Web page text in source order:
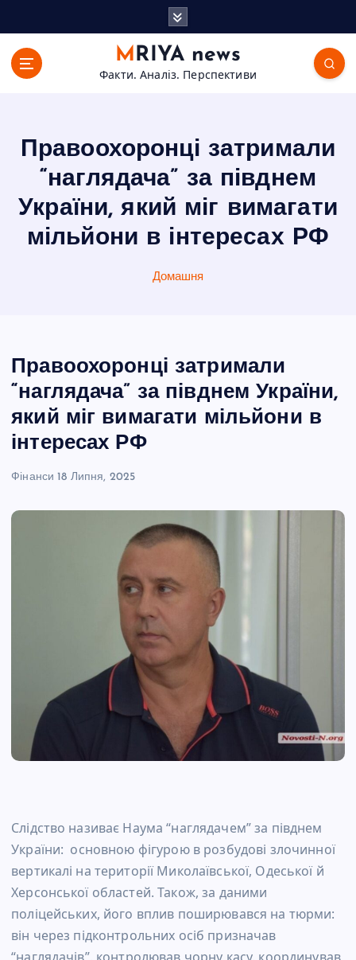
MRIYA news
Факти. Аналіз. Перспективи
Правоохоронці затримали
“наглядача” за півднем
України, який міг вимагати
мільйони в інтересах РФ
Домашня
Правоохоронці затримали
“наглядача” за півднем України,
який міг вимагати мільйони в
інтересах РФ
Фінанси 18 Липня, 2025
Слідство називає Наума “наглядачем” за півднем
України: основною фігурою в розбудові злочинної
вертикалі на території Миколаївської, Одеської й
Херсонської областей. Також, за даними
поліцейських, його вплив поширювався на тюрми:
він через підконтрольних осіб призначав